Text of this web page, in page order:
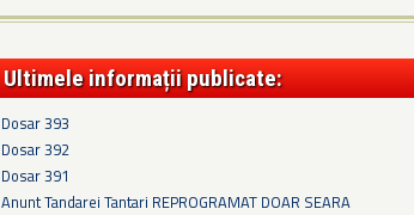
Ultimele informații publicate:
Dosar 393
Dosar 392
Dosar 391
Anunt Tandarei Tantari REPROGRAMAT DOAR SEARA